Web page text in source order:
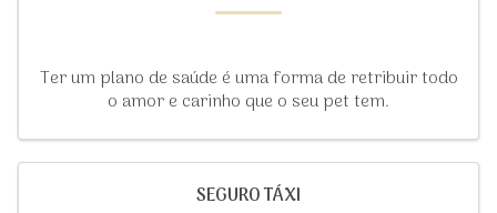
Ter um plano de saúde é uma forma de retribuir todo
o amor e carinho que o seu pet tem.
SEGURO TÁXI